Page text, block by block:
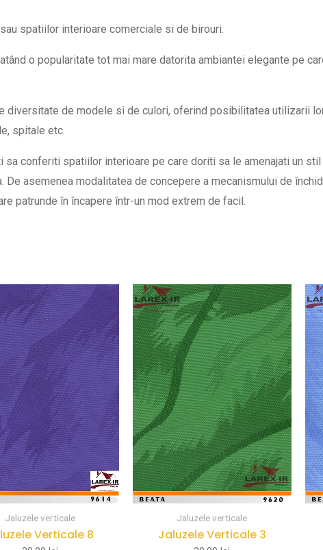
spatiilor interioare comerciale si de birouri.
o popularitate tot mai mare datorita ambiantei elegante pe
diversitate de modele si de culori, oferind posibilitatea utilizarii
spitale etc.
sa conferiti spatiilor interioare pe care doriti sa le amenajati un
asemenea modalitatea de concepere a mecanismului de
patrunde în încapere într-un mod extrem de facil.
Jaluzele verticale
Verticale 8
Jaluzele verticale
Jaluzele Verticale 3